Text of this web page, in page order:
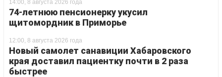
14:00, 8 августа 2026 года
74-летнюю пенсионерку укусил
щитомордник в Приморье
12:00, 8 августа 2026 года
Новый самолет санавиции Хабаровского
края доставил пациентку почти в 2 раза
быстрее